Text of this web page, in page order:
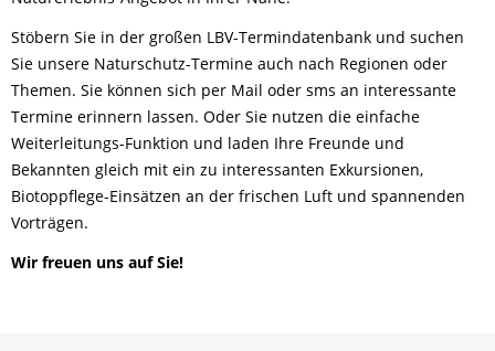
Stöbern Sie in der großen LBV-Termindatenbank und suchen
Sie unsere Naturschutz-Termine auch nach Regionen oder
Themen. Sie können sich per Mail oder sms an interessante
Termine erinnern lassen. Oder Sie nutzen die einfache
Weiterleitungs-Funktion und laden Ihre Freunde und
Bekannten gleich mit ein zu interessanten Exkursionen,
Biotoppflege-Einsätzen an der frischen Luft und spannenden
Vorträgen.
Wir freuen uns auf Sie!